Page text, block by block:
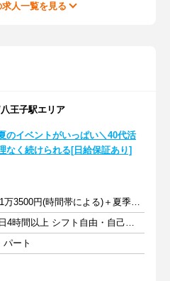
人一覧を見る
王子駅エリア
のイベントがいっぱい＼40代活
なく続けられる[日給保証あり]
日給1万円～1万3500円(時間帯による)＋夏季手当あり
週1日以上 1日4時間以上 シフト自由・自己申告
パート